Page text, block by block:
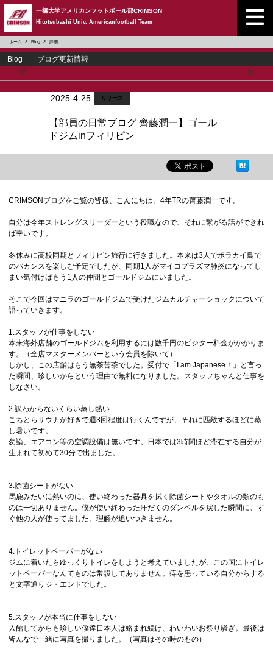
一橋大学アメリカンフットボール部CRIMSON
Hitotsubashi Univ. Americanfootball Team
ホーム Blog 詳細
Blog ブログ更新情報
< >
2025-4-25 リリース
【部員の日常ブログ 齊藤潤一】ゴール
ドジムinフィリピン
CRIMSONブログをご覧の皆様、こんにちは。4年TRの齊藤潤一です。
自分は今年ストレングスリーダーという役職なので、それに繋がる話ができれ
ば幸いです。
冬休みに高校同期とフィリピン旅行に行きました。本来は3人でボラカイ島で
のバカンスを楽しむ予定でしたが、同期1人がマイコプラズマ肺炎になってし
まい気付けばもう1人の仲間とゴールドジムにいました。
そこで今回はマニラのゴールドジムで受けたジムカルチャーショックについて
語っていきます。
1.スタッフが仕事をしない
本来海外店舗のゴールドジムを利用するには数千円のビジター料金がかかりま
す。（全店マスターメンバーという会員を除いて）
しかし、この店舗はもう無茶苦茶でした。受付で「I am Japanese！」と言っ
た瞬間、珍しいからという理由で無料になりました。スタッフちゃんと仕事を
しなさい。
2.訳わからないくらい蒸し熱い
こちとらサウナが好きで週3回程度は行くんですが、それに匹敵するほどに蒸
し暑いです。
勿論、エアコン等の空調設備は無いです。日本では3時間ほど滞在する自分が
生まれて初めて30分で出ました。
3.除菌シートがない
馬鹿みたいに熱いのに、使い終わった器具を拭く除菌シートやタオルの類のも
のは一切ありません。僕が使い終わった汗だくのダンベルを戻した瞬間に、す
ぐ他の人が使ってました。理解が追いつきません。
4.トイレットペーパーがない
ジムに着いたらゆっくりトイレをしようと考えていましたが、この国にトイレ
ットペーパーなんてものは常設してありません。痔を患っている自分からする
と文字通りジ・エンドでした。
5.スタッフが本当に仕事をしない
入館してからも珍しい僕達日本人は絡まれ続け、わいわいお祭り騒ぎ。最後は
皆んなで一緒に写真を撮りました。（写真はその時のもの）